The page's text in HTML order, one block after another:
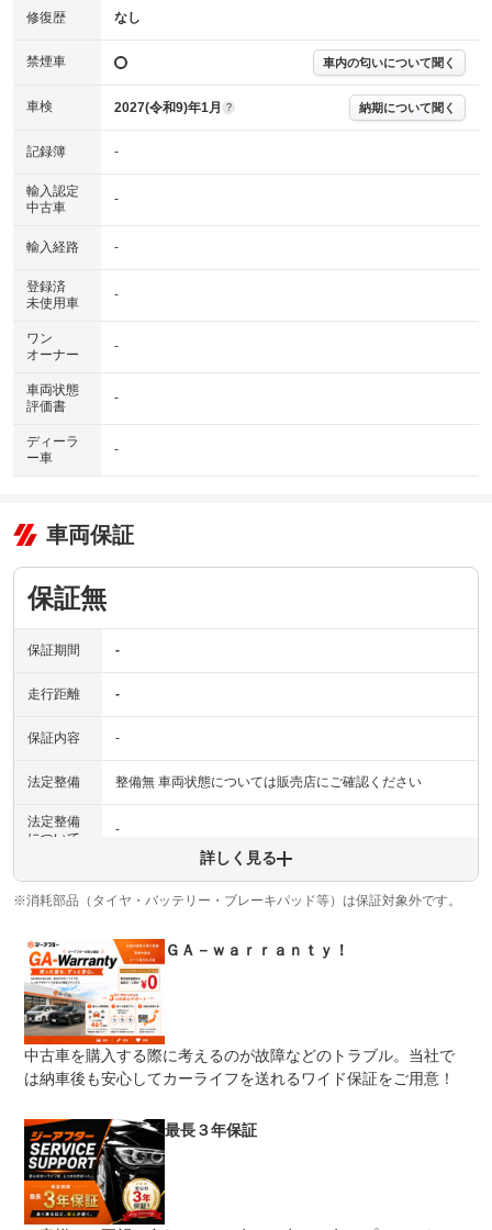
修復歴 なし
禁煙車 車内の匂いについて聞く
車検 2027(令和9)年1月 ? 納期について聞く
記録簿 -
輸入認定
中古車
-
輸入経路 -
登録済
未使用車
-
ワン
オーナー
-
車両状態
評価書
-
ディーラ
ー車
-
車両保証
保証無
保証期間 -
走行距離 -
保証内容 -
法定整備 整備無 車両状態については販売店にご確認ください
法定整備
について
-
詳しく見る
※消耗部品（タイヤ・バッテリー・ブレーキパッド等）は保証対象外です。
ＧＡ－ｗａｒｒａｎｔｙ！
中古車を購入する際に考えるのが故障などのトラブル。当社で
は納車後も安心してカーライフを送れるワイド保証をご用意！
最長３年保証